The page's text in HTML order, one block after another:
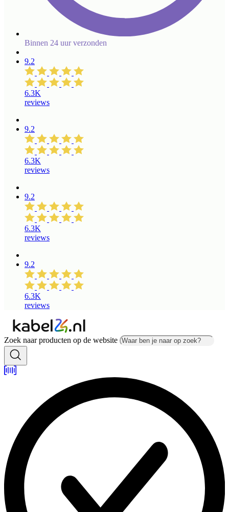
Binnen 24 uur verzonden
9.2
6.3K
reviews
9.2
6.3K
reviews
9.2
6.3K
reviews
9.2
6.3K
reviews
Zoek naar producten op de website